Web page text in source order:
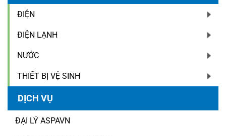
ĐIỆN
ĐIỆN LẠNH
NƯỚC
THIẾT BỊ VỆ SINH
DỊCH VỤ
ĐẠI LÝ ASPAVN